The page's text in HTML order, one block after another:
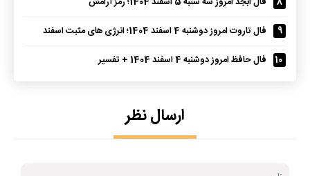
9
فال تاروت امروز دوشنبه 4 اسفند 1404؛ انرژی های مثبت اسفند
10
فال حافظ امروز دوشنبه 4 اسفند 1404 + تفسیر
ارسال نظر